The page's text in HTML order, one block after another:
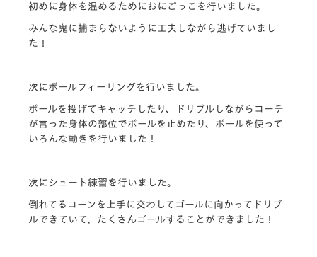
初めに身体を温めるためにおにごっこを行いました。
みんな鬼に捕まらないように工夫しながら逃げていまし
た！
次にボールフィーリングを行いました。
ボールを投げてキャッチしたり、ドリブルしながらコーチ
が言った身体の部位でボールを止めたり、ボールを使って
いろんな動きを行いました！
次にシュート練習を行いました。
倒れてるコーンを上手に交わしてゴールに向かってドリブ
ルできていて、たくさんゴールすることができました！